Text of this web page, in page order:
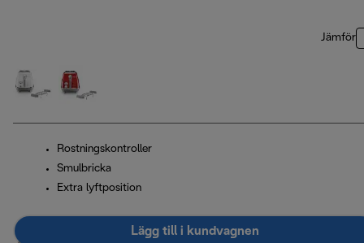
Jämför
Rostningskontroller
Smulbricka
Extra lyftposition
Lägg till i kundvagnen